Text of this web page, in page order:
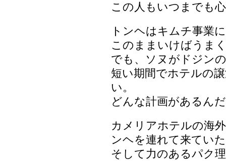
この人もいつまでも
トンヘはキムチ事業
このままいけばうま
でも、ソヌがドジン
短い期間でホテルの
い。
どんな計画があるん
カメリアホテルの海
ンヘを連れて来てい
そして力のあるパク